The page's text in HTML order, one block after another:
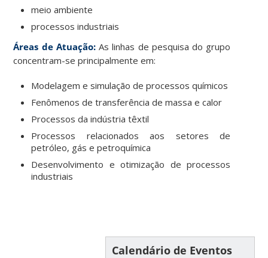
meio ambiente
processos industriais
Áreas de Atuação:As linhas de pesquisa do grupo
concentram-se principalmente em:
Modelagem e simulação de processos químicos
Fenômenos de transferência de massa e calor
Processos da indústria têxtil
Processos relacionados aos setores de
petróleo, gás e petroquímica
Desenvolvimento e otimização de processos
industriais
Calendário de Eventos